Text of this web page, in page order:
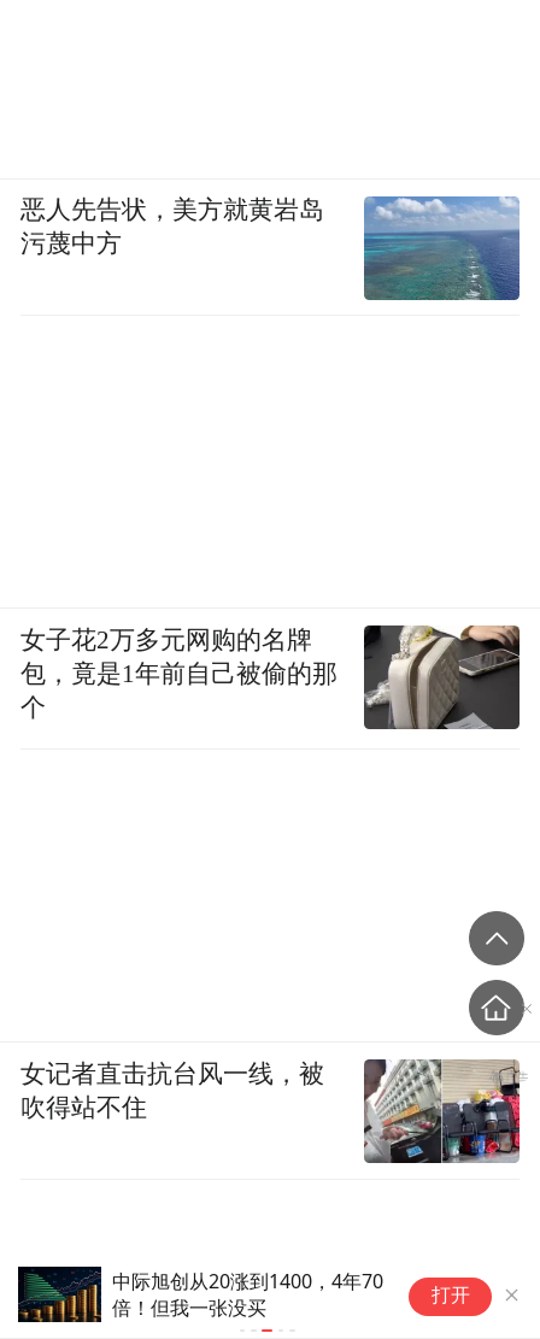
中际旭创从20涨到1400，4年70
倍！但我一张没买
打开
恶人先告状，美方就黄岩岛
污蔑中方
女子花2万多元网购的名牌
包，竟是1年前自己被偷的那
个
女记者直击抗台风一线，被
吹得站不住